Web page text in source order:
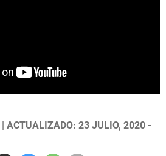
| ACTUALIZADO: 23 JULIO, 2020 -